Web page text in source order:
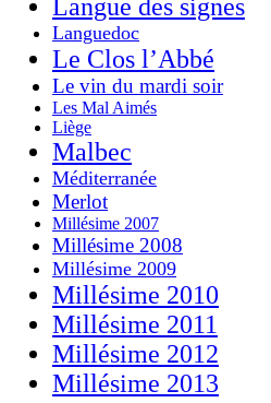
Langue des signes
Languedoc
Le Clos l’Abbé
Le vin du mardi soir
Les Mal Aimés
Liège
Malbec
Méditerranée
Merlot
Millésime 2007
Millésime 2008
Millésime 2009
Millésime 2010
Millésime 2011
Millésime 2012
Millésime 2013